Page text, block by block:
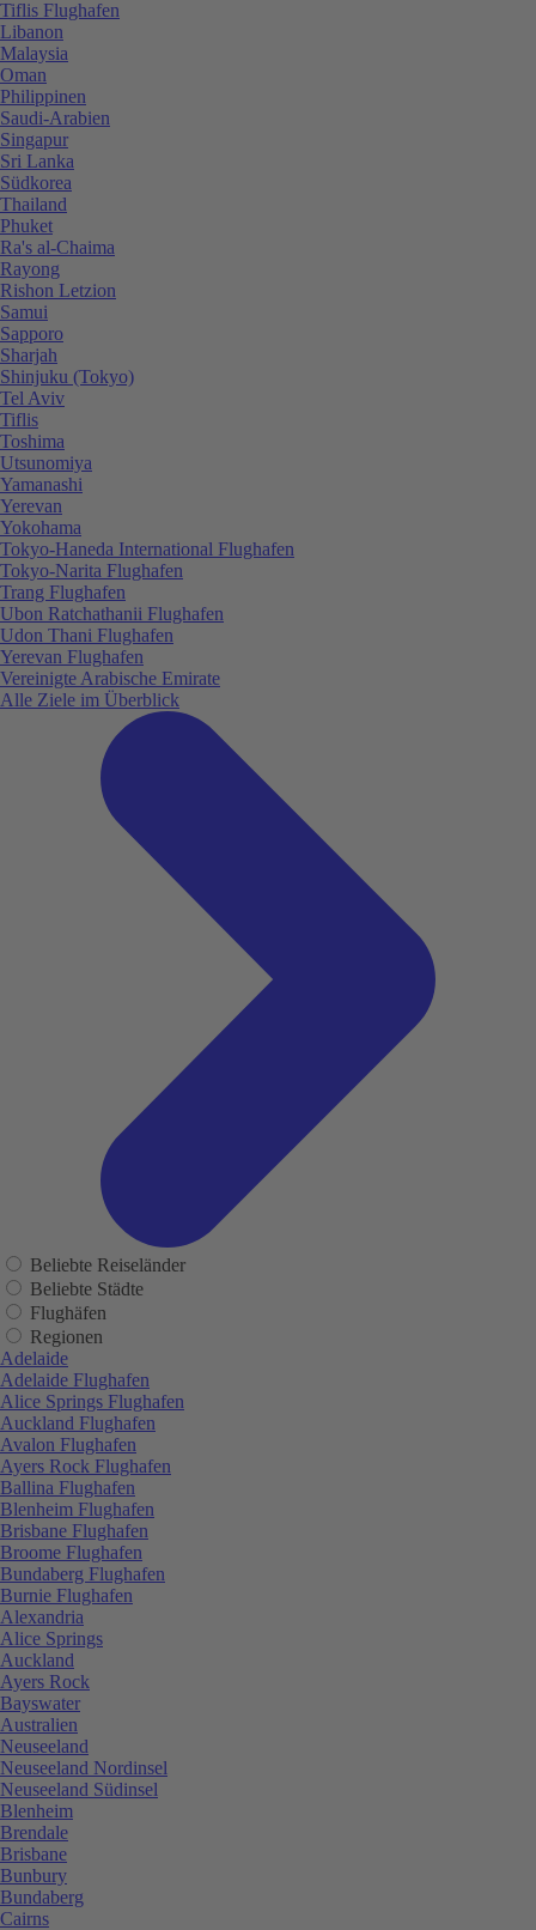
Tiflis Flughafen
Libanon
Malaysia
Oman
Philippinen
Saudi-Arabien
Singapur
Sri Lanka
Südkorea
Thailand
Phuket
Ra's al-Chaima
Rayong
Rishon Letzion
Samui
Sapporo
Sharjah
Shinjuku (Tokyo)
Tel Aviv
Tiflis
Toshima
Utsunomiya
Yamanashi
Yerevan
Yokohama
Tokyo-Haneda International Flughafen
Tokyo-Narita Flughafen
Trang Flughafen
Ubon Ratchathanii Flughafen
Udon Thani Flughafen
Yerevan Flughafen
Vereinigte Arabische Emirate
Alle Ziele im Überblick
Beliebte Reiseländer
Beliebte Städte
Flughäfen
Regionen
Adelaide
Adelaide Flughafen
Alice Springs Flughafen
Auckland Flughafen
Avalon Flughafen
Ayers Rock Flughafen
Ballina Flughafen
Blenheim Flughafen
Brisbane Flughafen
Broome Flughafen
Bundaberg Flughafen
Burnie Flughafen
Alexandria
Alice Springs
Auckland
Ayers Rock
Bayswater
Australien
Neuseeland
Neuseeland Nordinsel
Neuseeland Südinsel
Blenheim
Brendale
Brisbane
Bunbury
Bundaberg
Cairns